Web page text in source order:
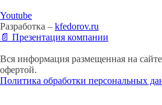
Youtube
Разработка – kfedorov.ru
📄 Презентация компании
Вся информация размещенная на
офертой.
Политика обработки персональных